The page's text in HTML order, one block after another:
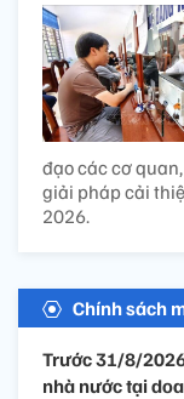
đạo các cơ
giải pháp cải
2026.
Chính sách
Trước 31/8/
nhà nước tại